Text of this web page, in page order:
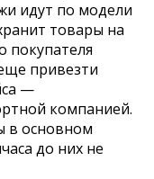
идут по модели
товары на
покупателя
привезти
—
компанией.
в основном
до них не